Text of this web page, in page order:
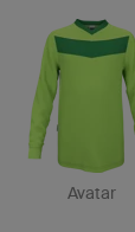
Avatar